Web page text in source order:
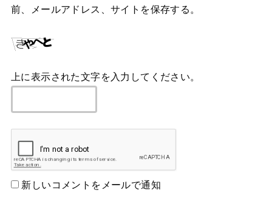
前、メールアドレス、サイトを保存する。
上に表示された文字を入力してください。
新しいコメントをメールで通知